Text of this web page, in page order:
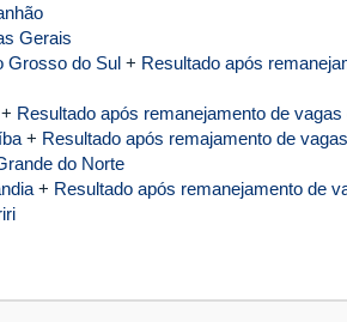
Gerais
Grosso do Sul + Resultado após
+ Resultado após remanejamento de vagas
+ Resultado após remajamento de
do Norte
+ Resultado após remanejamento de